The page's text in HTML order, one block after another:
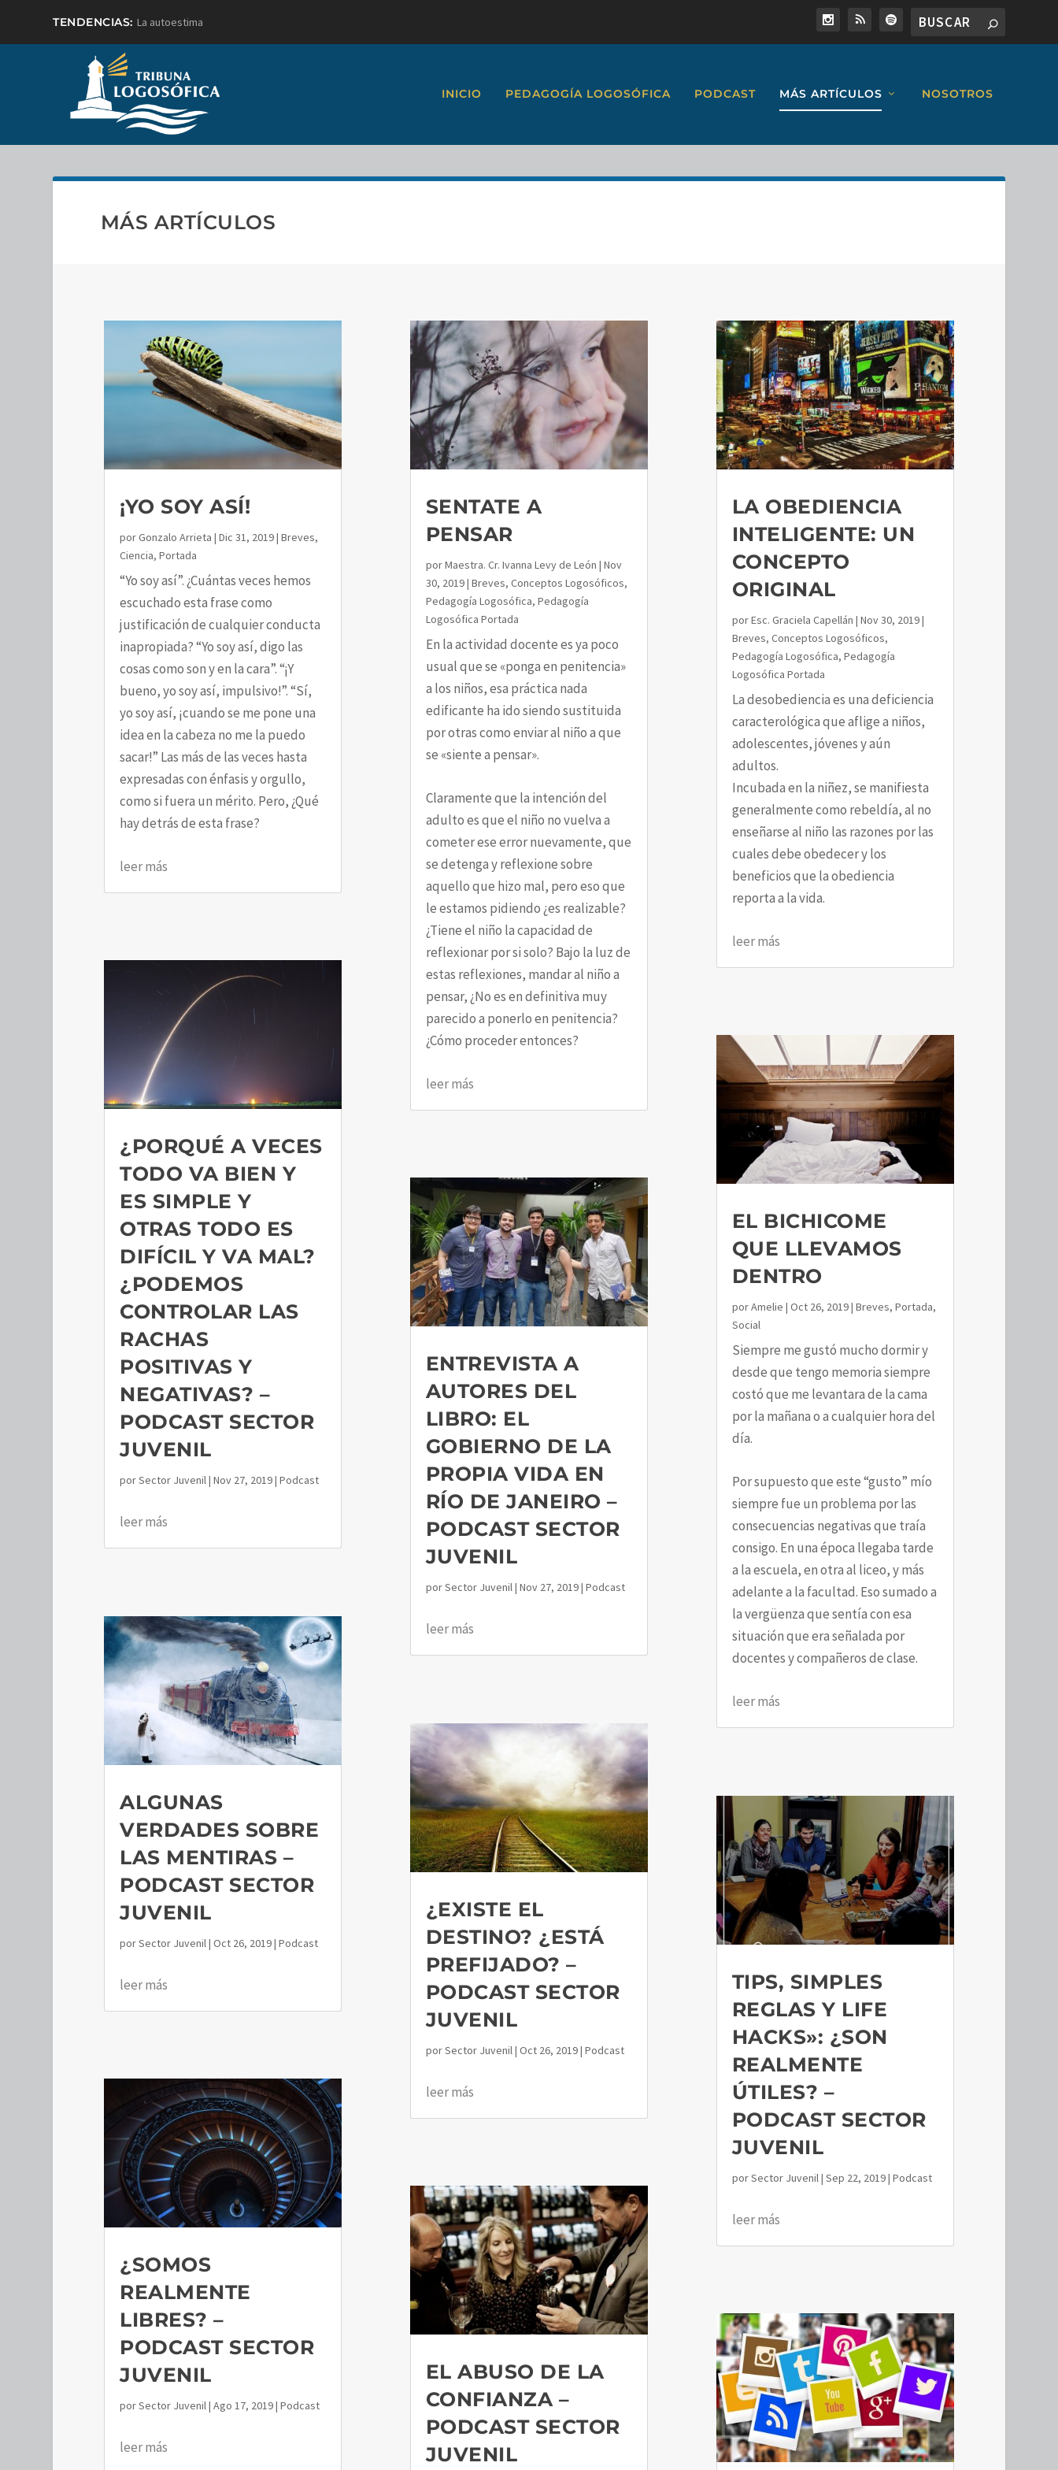
TENDENCIAS: La autoestima
INICIO PEDAGOGÍA LOGOSÓFICA PODCAST MÁS ARTÍCULOS NOSOTROS
MÁS ARTÍCULOS
¡YO SOY ASÍ!
porGonzalo Arrieta | Dic 31, 2019| Breves,
Ciencia, Portada
“Yo soy así”. ¿Cuántas veces hemos
escuchado esta frase como
justificación de cualquier conducta
inapropiada? “Yo soy así, digo las
cosas como son y en la cara”. “¡Y
bueno, yo soy así, impulsivo!”. “Sí,
yo soy así, ¡cuando se me pone una
idea en la cabeza no me la puedo
sacar!” Las más de las veces hasta
expresadas con énfasis y orgullo,
como si fuera un mérito. Pero, ¿Qué
hay detrás de esta frase?
leer más
¿PORQUÉ A VECES
TODO VA BIEN Y
ES SIMPLE Y
OTRAS TODO ES
DIFÍCIL Y VA MAL?
¿PODEMOS
CONTROLAR LAS
RACHAS
POSITIVAS Y
NEGATIVAS? –
PODCAST SECTOR
JUVENIL
porSector Juvenil| Nov 27, 2019| Podcast
leer más
ALGUNAS
VERDADES SOBRE
LAS MENTIRAS –
PODCAST SECTOR
JUVENIL
porSector Juvenil| Oct 26, 2019| Podcast
leer más
¿SOMOS
REALMENTE
LIBRES? –
PODCAST SECTOR
JUVENIL
porSector Juvenil| Ago 17, 2019| Podcast
leer más
SENTATE A
PENSAR
porMaestra. Cr. Ivanna Levy de León | Nov
30, 2019| Breves, Conceptos Logosóficos,
Pedagogía Logosófica, Pedagogía
Logosófica Portada
En la actividad docente es ya poco
usual que se «ponga en penitencia»
a los niños, esa práctica nada
edificante ha ido siendo sustituida
por otras como enviar al niño a que
se «siente a pensar».
Claramente que la intención del
adulto es que el niño no vuelva a
cometer ese error nuevamente, que
se detenga y reflexione sobre
aquello que hizo mal, pero eso que
le estamos pidiendo ¿es realizable?
¿Tiene el niño la capacidad de
reflexionar por si solo? Bajo la luz de
estas reflexiones, mandar al niño a
pensar, ¿No es en definitiva muy
parecido a ponerlo en penitencia?
¿Cómo proceder entonces?
leer más
ENTREVISTA A
AUTORES DEL
LIBRO: EL
GOBIERNO DE LA
PROPIA VIDA EN
RÍO DE JANEIRO –
PODCAST SECTOR
JUVENIL
porSector Juvenil| Nov 27, 2019| Podcast
leer más
¿EXISTE EL
DESTINO? ¿ESTÁ
PREFIJADO? –
PODCAST SECTOR
JUVENIL
porSector Juvenil| Oct 26, 2019| Podcast
leer más
EL ABUSO DE LA
CONFIANZA –
PODCAST SECTOR
JUVENIL
LA OBEDIENCIA
INTELIGENTE: UN
CONCEPTO
ORIGINAL
porEsc. Graciela Capellán | Nov 30, 2019|
Breves, Conceptos Logosóficos,
Pedagogía Logosófica, Pedagogía
Logosófica Portada
La desobediencia es una deficiencia
caracterológica que aflige a niños,
adolescentes, jóvenes y aún
adultos.
Incubada en la niñez, se manifiesta
generalmente como rebeldía, al no
enseñarse al niño las razones por las
cuales debe obedecer y los
beneficios que la obediencia
reporta a la vida.
leer más
EL BICHICOME
QUE LLEVAMOS
DENTRO
porAmelie | Oct 26, 2019| Breves, Portada,
Social
Siempre me gustó mucho dormir y
desde que tengo memoria siempre
costó que me levantara de la cama
por la mañana o a cualquier hora del
día.
Por supuesto que este “gusto” mío
siempre fue un problema por las
consecuencias negativas que traía
consigo. En una época llegaba tarde
a la escuela, en otra al liceo, y más
adelante a la facultad. Eso sumado a
la vergüenza que sentía con esa
situación que era señalada por
docentes y compañeros de clase.
leer más
TIPS, SIMPLES
REGLAS Y LIFE
HACKS»: ¿SON
REALMENTE
ÚTILES? –
PODCAST SECTOR
JUVENIL
porSector Juvenil| Sep 22, 2019| Podcast
leer más